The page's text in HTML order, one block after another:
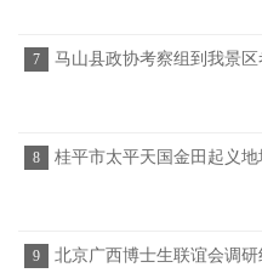
7 马山县政协考察组到我景
8 桂平市太平天国金田起义
9 北京广西博士生联谊会调